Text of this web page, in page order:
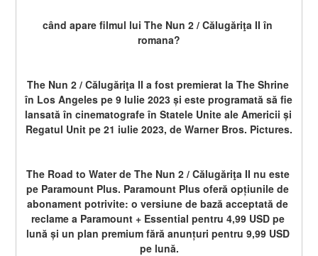
când apare filmul lui The Nun 2 / Călugăriţa II în
romana?
The Nun 2 / Călugăriţa II a fost premierat la The Shrine
în Los Angeles pe 9 Iulie 2023 și este programată să fie
lansată în cinematografe în Statele Unite ale Americii și
Regatul Unit pe 21 iulie 2023, de Warner Bros. Pictures.
The Road to Water de The Nun 2 / Călugăriţa II nu este
pe Paramount Plus. Paramount Plus oferă opțiunile de
abonament potrivite: o versiune de bază acceptată de
reclame a Paramount + Essential pentru 4,99 USD pe
lună și un plan premium fără anunțuri pentru 9,99 USD
pe lună.